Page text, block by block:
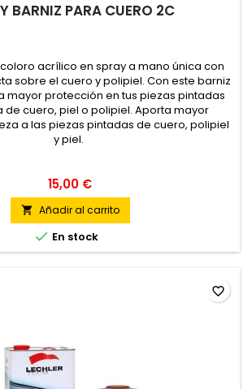
BARNIZ PARA CUERO 2C
acrílico en spray a mano única con
sobre el cuero y polipiel. Con este barniz
mayor protección en tus piezas pintadas
de cuero, piel o polipiel. Aporta mayor
a las piezas pintadas de cuero, polipiel
y piel.
15,00 €
 Añadir al carrito
 En stock
favorite_border